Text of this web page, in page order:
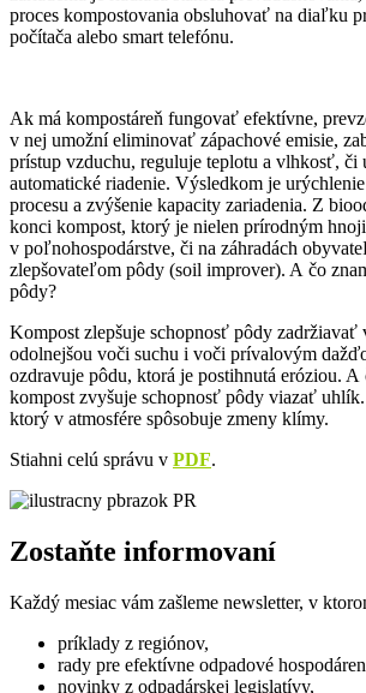
proces kompostovania obsluhovať na diaľku
počítača alebo smart telefónu.
Ak má kompostáreň fungovať efektívne,
v nej umožní eliminovať zápachové emisie,
prístup vzduchu, reguluje teplotu a vlhkosť, či
automatické riadenie. Výsledkom je
procesu a zvýšenie kapacity zariadenia. Z
konci kompost, ktorý je nielen prírodným
v poľnohospodárstve, či na záhradách
zlepšovateľom pôdy (soil improver). A čo
pôdy?
Kompost zlepšuje schopnosť pôdy
odolnejšou voči suchu i voči prívalovým
ozdravuje pôdu, ktorá je postihnutá eróziou. A
kompost zvyšuje schopnosť pôdy viazať
ktorý v atmosfére spôsobuje zmeny klímy.
Stiahni celú správu v PDF.
Zostaňte informovaní
Každý mesiac vám zašleme newsletter, v
príklady z regiónov,
rady pre efektívne odpadové
novinky z odpadárskej legislatívy,